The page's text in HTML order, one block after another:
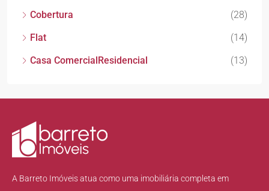
Cobertura
(28)
Flat
(14)
Casa ComercialResidencial
(13)
A Barreto Imóveis atua como uma imobiliária completa em